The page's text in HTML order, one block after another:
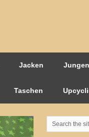
Jacken Jungen
Taschen